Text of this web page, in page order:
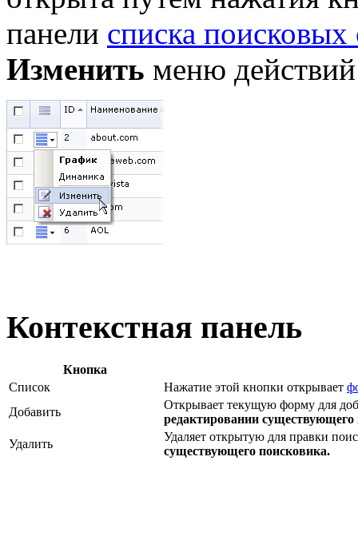
панели списка поисковых
Изменить меню
Контекстная панель
Кнопка
Список
Нажатие этой кнопки открывает
Добавить
Открывает текущую форму для
редактировании существующего
Удалить
Удаляет открытую для правки
существующего поисковика.